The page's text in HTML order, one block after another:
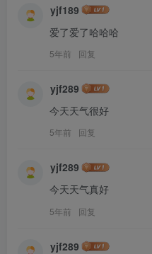
yjf189
爱了爱了哈哈哈
5年前 回复
yjf289
今天天气很好
5年前 回复
yjf289
今天天气真好
5年前 回复
yjf289